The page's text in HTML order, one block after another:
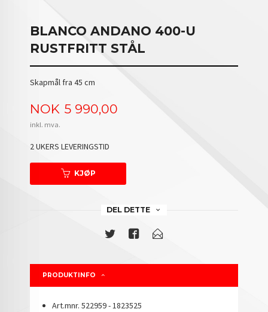
BLANCO ANDANO 400-U
RUSTFRITT STÅL
Skapmål fra 45 cm
Pris
NOK 5 990,00
inkl. mva.
2 UKERS LEVERINGSTID
KJØP
DEL DETTE
PRODUKTINFO
Art.mnr. 522959 - 1823525